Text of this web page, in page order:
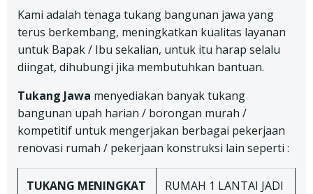
Kami adalah tenaga tukang bangunan jawa yang
terus berkembang, meningkatkan kualitas layanan
untuk Bapak / Ibu sekalian, untuk itu harap selalu
diingat, dihubungi jika membutuhkan bantuan.
Tukang Jawa menyediakan banyak tukang
bangunan upah harian / borongan murah /
kompetitif untuk mengerjakan berbagai pekerjaan
renovasi rumah / pekerjaan konstruksi lain seperti :
TUKANG MENINGKAT
RUMAH 1 LANTAI JADI